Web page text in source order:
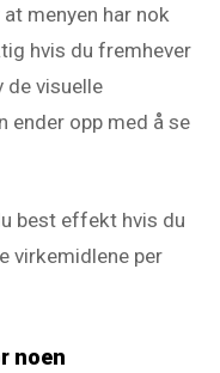
menyen har nok
hvis du fremhever
de visuelle
ender opp med å se
best effekt hvis du
virkemidlene per
noen